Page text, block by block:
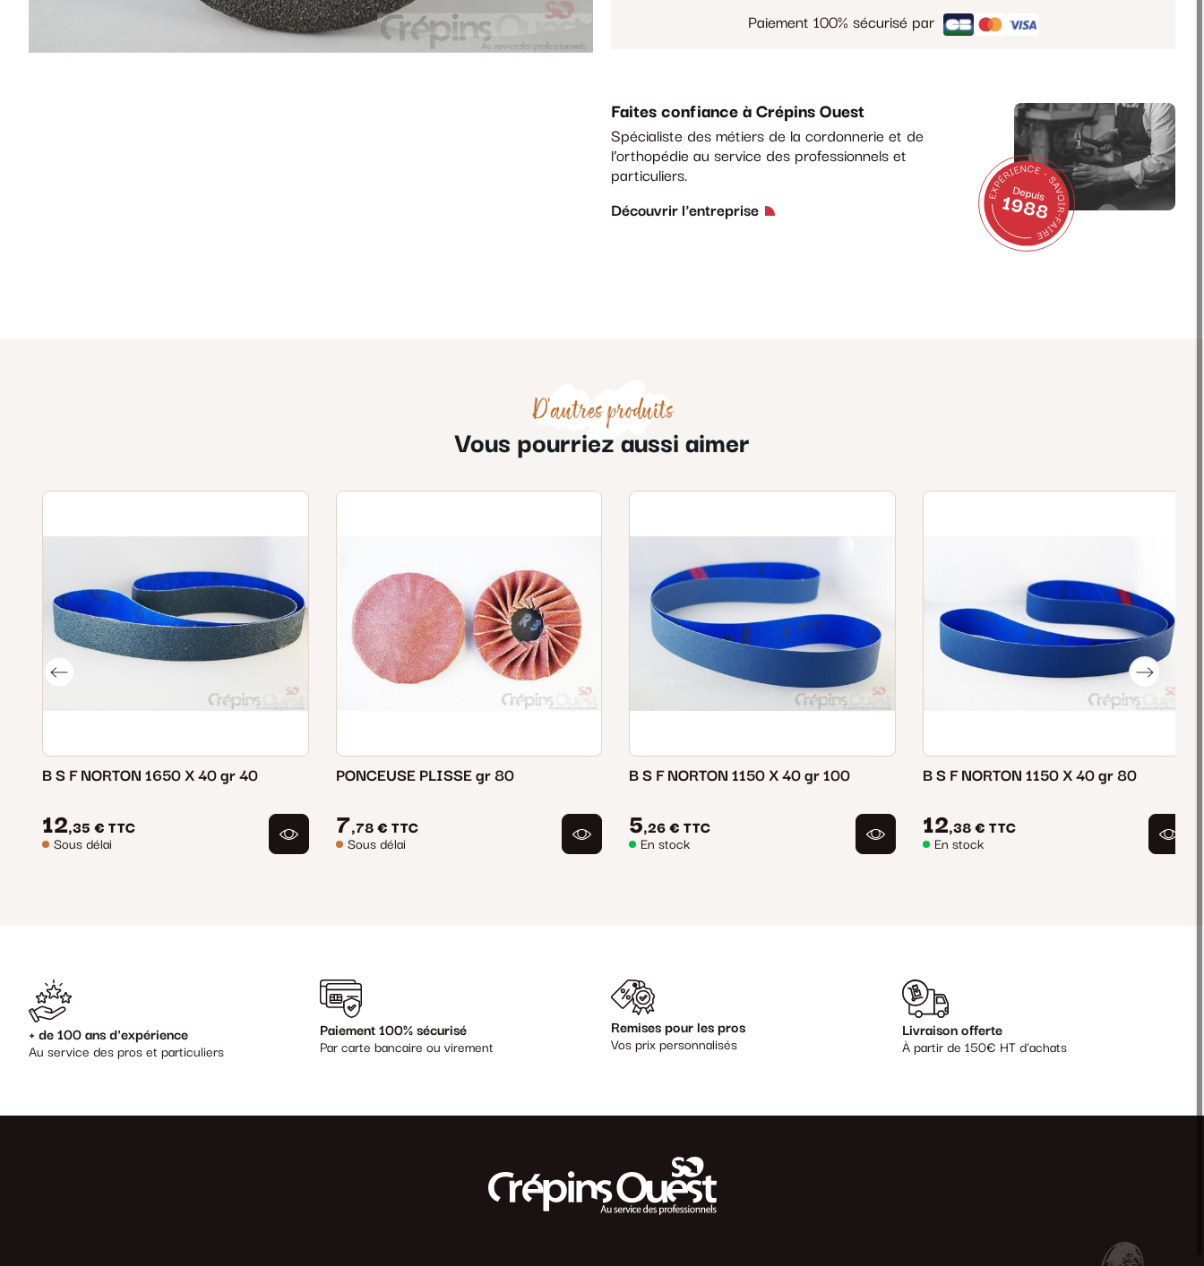
Paiement 100% sécurisé par
Faites confiance à Crépins Ouest
Spécialiste des métiers de la cordonnerie et de
l’orthopédie au service des professionnels et
particuliers.
Découvrir l'entreprise
D'autres produits
Vous pourriez aussi aimer
B S F NORTON 1650 X 40 gr 40
12,35 € TTC
Sous délai
PONCEUSE PLISSE gr 80
7,78 € TTC
Sous délai
B S F NORTON 1150 X 40 gr 100
5,26 € TTC
En stock
B S F NORTON 1150 X 40 gr 80
12,38 € TTC
En stock
+ de 100 ans d'expérience
Au service des pros et particuliers
Paiement 100% sécurisé
Par carte bancaire ou virement
Remises pour les pros
Vos prix personnalisés
Livraison offerte
À partir de 150€ HT d'achats